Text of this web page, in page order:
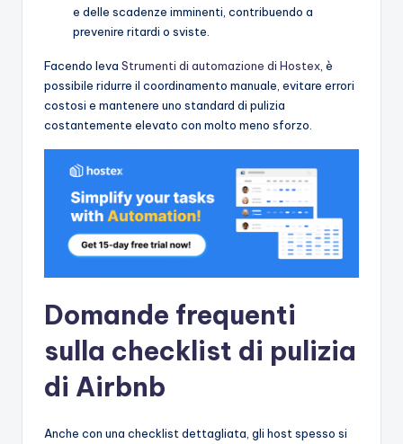
e delle scadenze imminenti, contribuendo a
prevenire ritardi o sviste.
Facendo leva Strumenti di automazione di Hostex , è
possibile ridurre il coordinamento manuale, evitare errori
costosi e mantenere uno standard di pulizia
costantemente elevato con molto meno sforzo.
Domande frequenti
sulla checklist di pulizia
di Airbnb
Anche con una checklist dettagliata, gli host spesso si